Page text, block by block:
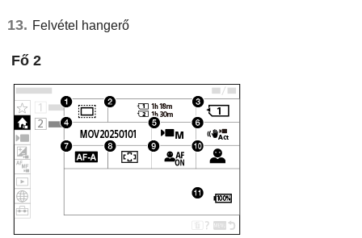
Felvétel hangerő
Fő 2